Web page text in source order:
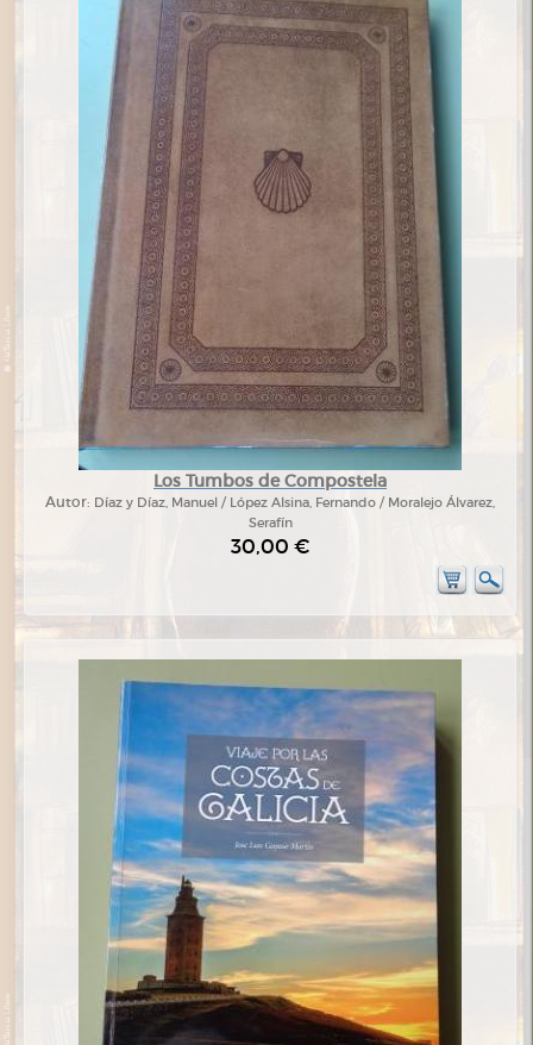
Los Tumbos de Compostela
Autor: Díaz y Díaz, Manuel / López Alsina, Fernando / Moralejo Álvarez,
Serafín
30,00 €